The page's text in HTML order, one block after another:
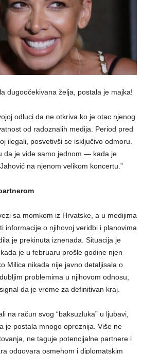
dugoočekivana želja, postala je majka!
odluci da ne otkriva ko je otac njenog
od radoznalih medija. Period pred
ilegali, posvetivši se isključivo odmoru.
da je vide samo jednom — kada je
na njenom velikom koncertu.”
sa momkom iz Hrvatske, a u medijima
informacije o njihovoj veridbi i planovima
je prekinuta iznenada. Situacija je
je u februaru prošle godine njen
Milica nikada nije javno detaljisala o
problemima u njihovom odnosu,
da je vreme za definitivan kraj.
na račun svog “baksuzluka” u ljubavi,
je postala mnogo opreznija. Više ne
ne taguje potencijalne partnere i
odgovara osmehom i diplomatskim